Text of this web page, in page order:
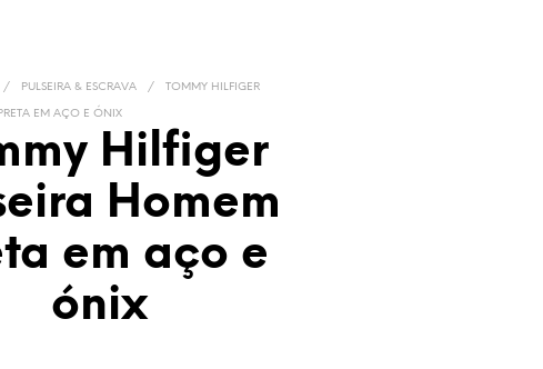
/ PULSEIRA & ESCRAVA / TOMMY HILFIGER
EM AÇO E ÓNIX
Hilfiger
Homem
em aço e
ónix